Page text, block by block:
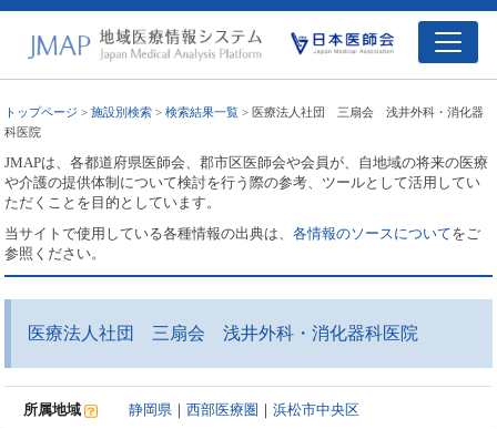
トップページ >施設別検索 >検索結果一覧 > 医療法人社団 三扇会 浅井外科・消化器
科医院
JMAPは、各都道府県医師会、郡市区医師会や会員が、自地域の将来の医療
や介護の提供体制について検討を行う際の参考、ツールとして活用してい
ただくことを目的としています。
当サイトで使用している各種情報の出典は、各情報のソースについてをご
参照ください。
医療法人社団 三扇会 浅井外科・消化器科医院
所属地域 静岡県 ｜西部医療圏 ｜浜松市中央区